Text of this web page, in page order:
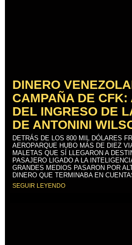
DINERO
CAMPAÑA DE CFK:
DEL INGRESO DE
DE ANTONINI
DETRÁS DE LOS 800 MIL DÓLARES
AEROPARQUE HUBO MÁS DE DIEZ
MALETAS QUE SÍ LLEGARON A
PASAJERO LIGADO A LA
GRANDES MEDIOS PASARON POR
DINERO QUE TERMINABA EN
SEGUIR LEYENDO